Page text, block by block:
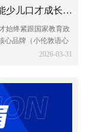
贯彻两会精神 小伦敦两大核心品牌赋能少儿口才成长新征程
始终紧跟国家教育政
心品牌（小伦敦语心
精神融入教育教学全
2026-03-31